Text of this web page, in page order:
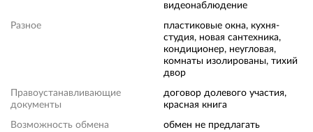
видеонаблюдение
Разное
пластиковые окна, кухня-
студия, новая сантехника,
кондиционер, неугловая,
комнаты изолированы, тихий
двор
Правоустанавливающие
документы
договор долевого участия,
красная книга
Возможность обмена обмен не предлагать